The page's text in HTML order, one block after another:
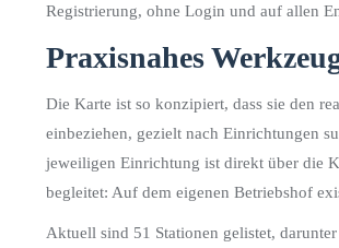
Registrierung, ohne Login und auf allen
Praxisnahes
Die Karte ist so konzipiert, dass sie den
einbeziehen, gezielt nach Einrichtungen
jeweiligen Einrichtung ist direkt über die
begleitet: Auf dem eigenen Betriebshof
Aktuell sind 51 Stationen gelistet,